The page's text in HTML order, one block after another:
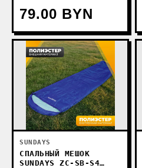
79.00 BYN
SUNDAYS
СПАЛЬНЫЙ МЕШОК
SUNDAYS ZC-SB-S4